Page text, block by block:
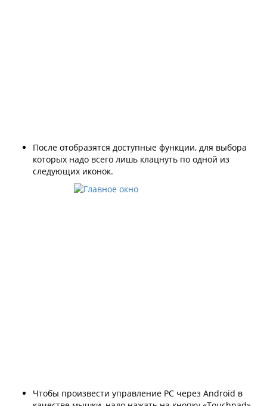
После отобразятся доступные функции, для выбора
которых надо всего лишь клацнуть по одной из
следующих иконок.
Чтобы произвести управление PC через Android в